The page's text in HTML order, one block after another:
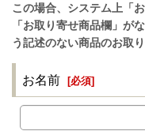
この場合、システム上「
「お取り寄せ商品欄」が
う記述のない商品のお取
お名前 [必須]